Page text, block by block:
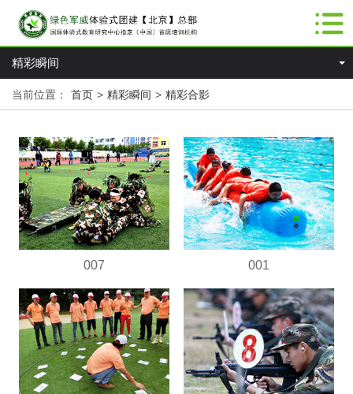
精彩瞬间
当前位置： 首页 > 精彩瞬间 > 精彩合影
007 001